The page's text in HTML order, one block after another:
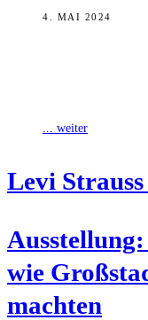
4. MAI 2024
... weiter
Levi
wie
machten